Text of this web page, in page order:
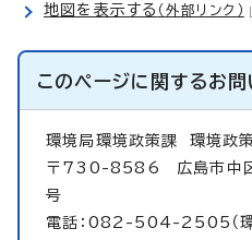
地図を表示する （外部リンク）
このページに関するお問
環境局環境政策課 環境政
〒730-8586 広島市中
号
電話：082-504-2505（環